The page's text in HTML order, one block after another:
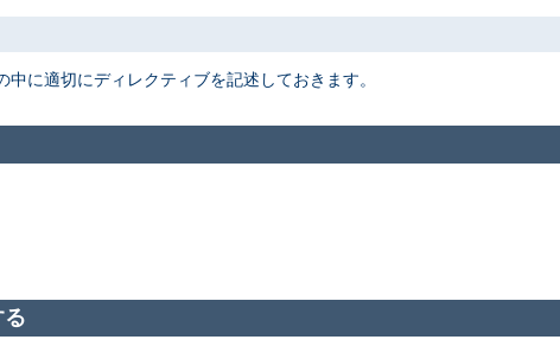
中に適切にディレクティブを記述しておきます。